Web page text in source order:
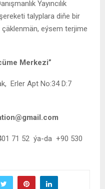
Yayıncılık
talyplara diňe bir
eýsem terjime
Merkezi”
Erler Apt No:34 D:7
71 52 ýa-da +90 530